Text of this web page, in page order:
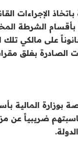
الإجراءات
الشرطة
على مالكي
الصادرة بغلق
المالية
ضريبياً عن